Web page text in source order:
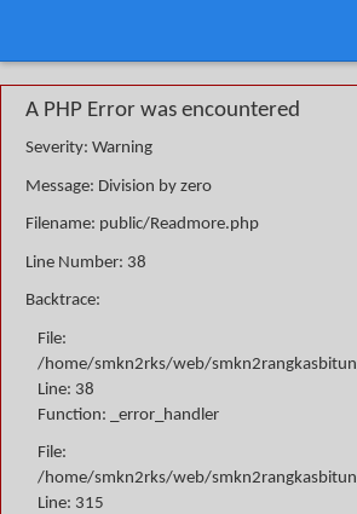
A PHP Error was encountered
Severity: Warning
Message: Division by zero
Filename: public/Readmore.php
Line Number: 38
Backtrace:
File:
/home/smkn2rks/web/
Line: 38
Function: _error_handler
File:
/home/smkn2rks/web/
Line: 315